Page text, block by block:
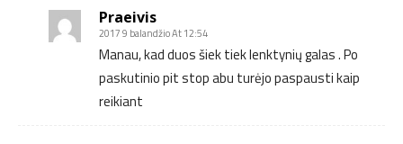
Praeivis
2017 9 balandžio At 12:54
Manau, kad duos šiek tiek lenktynių galas . Po
paskutinio pit stop abu turėjo paspausti kaip
reikiant